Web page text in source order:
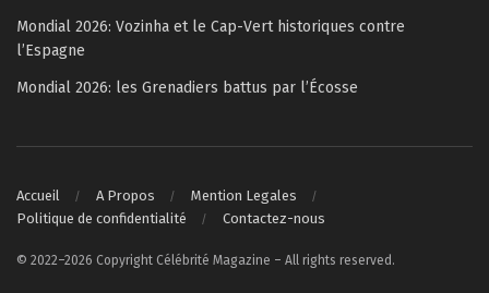
Mondial 2026: Vozinha et le Cap-Vert historiques contre
l’Espagne
Mondial 2026: les Grenadiers battus par l’Écosse
Accueil A Propos
Mention Legales
Politique de confidentialité
Contactez-nous
© 2022–2026 Copyright Célébrité Magazine – All rights reserved.